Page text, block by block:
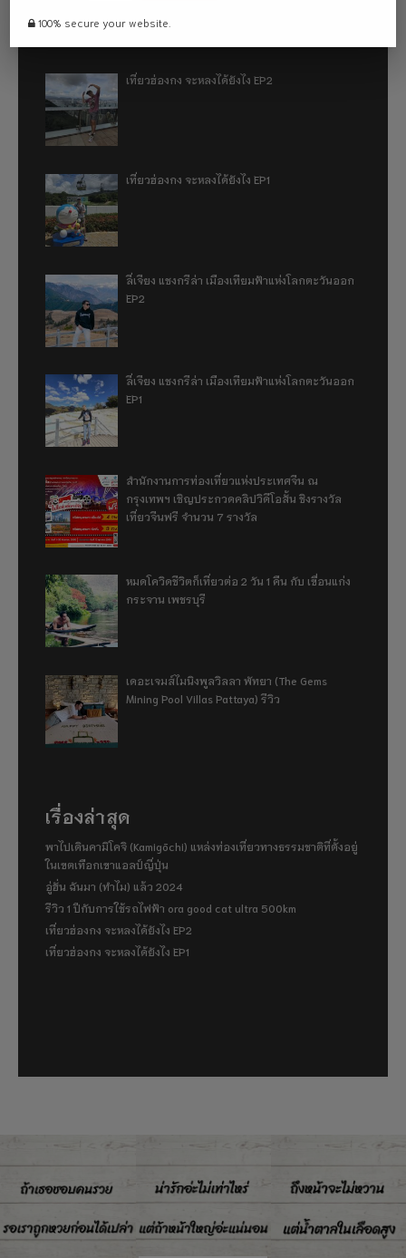
เที่ยวฮ่องกง จะหลงได้ยังไง EP2
เที่ยวฮ่องกง จะหลงได้ยังไง EP1
ลี่เจียง แชงกรีล่า เมืองเทียมฟ้าแห่งโลกตะวันออก
EP2
ลี่เจียง แชงกรีล่า เมืองเทียมฟ้าแห่งโลกตะวันออก
EP1
สำนักงานการท่องเที่ยวแห่งประเทศจีน ณ
กรุงเทพฯ เชิญประกวดคลิปวิดีโอสั้น ชิงรางวัล
เที่ยวจีนฟรี จำนวน 7 รางวัล
หมดโควิดชีวิตก็เที่ยวต่อ 2 วัน 1 คืน กับ เขื่อนแก่ง
กระจาน เพชรบุรี
เดอะเจมส์ไมนิงพูลวิลลา พัทยา (The Gems
Mining Pool Villas Pattaya) รีวิว
เรื่องล่าสุด
พาไปเดินคามิโคจิ (Kamigōchi) แหล่งท่องเที่ยวทางธรรมชาติที่ตั้งอยู่
ในเขตเทือกเขาแอลป์ญี่ปุ่น
อู่ฮั่น ฉันมา (ทำไม) แล้ว 2024
รีวิว 1 ปีกับการใช้รถไฟฟ้า ora good cat ultra 500km
เที่ยวฮ่องกง จะหลงได้ยังไง EP2
เที่ยวฮ่องกง จะหลงได้ยังไง EP1
100% secure your website.